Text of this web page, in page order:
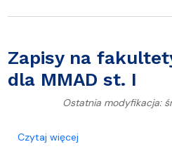
Zapisy na
dla MMAD st. I
Ostatnia modyfikacja:
Czytaj więcejo Zapisy na